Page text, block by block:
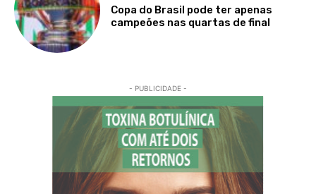
Copa do Brasil pode ter apenas
campeões nas quartas de final
- PUBLICIDADE -